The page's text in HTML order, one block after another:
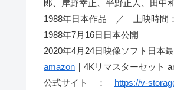
郎、岸野幸正、平野正人、田
1988年日本作品 ／ 上映時
1988年7月16日日本公開
2020年4月24日映像ソフト日本
amazon ｜4Kリマスターセット
公式サイト ： https://v-